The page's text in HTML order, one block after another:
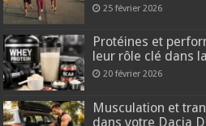
25 février 2026
Protéines et
leur rôle clé dans
20 février 2026
Musculation et
dans votre Dacia